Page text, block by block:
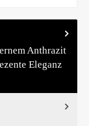
Anthrazit
Eleganz